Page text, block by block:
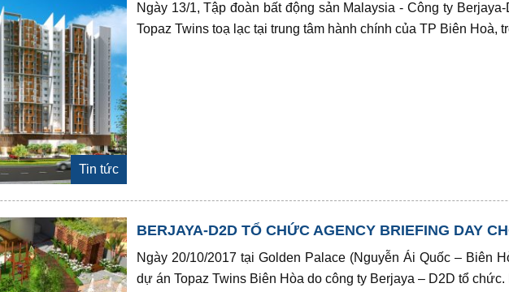
Tin tức
Ngày 13/1, Tập đoàn bất động sản Malaysia - Công ty
Topaz Twins toạ lạc tại trung tâm hành chính của TP Biên Hoà,
BERJAYA-D2D TỔ CHỨC AGENCY BRIEFING DAY
Ngày 20/10/2017 tại Golden Palace (Nguyễn Ái Quốc – Biên
dự án Topaz Twins Biên Hòa do công ty Berjaya – D2D tổ